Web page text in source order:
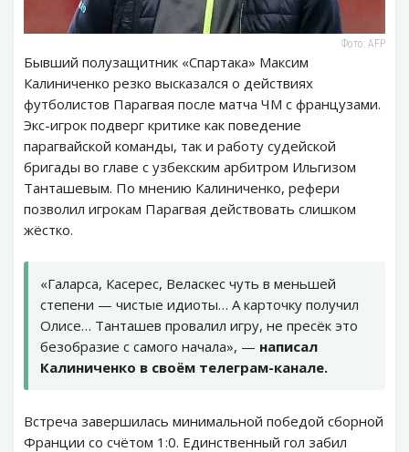
Фото: AFP
Бывший полузащитник «Спартака» Максим
Калиниченко резко высказался о действиях
футболистов Парагвая после матча ЧМ с французами.
Экс-игрок подверг критике как поведение
парагвайской команды, так и работу судейской
бригады во главе с узбекским арбитром Ильгизом
Танташевым. По мнению Калиниченко, рефери
позволил игрокам Парагвая действовать слишком
жёстко.
«Галарса, Касерес, Веласкес чуть в меньшей
степени — чистые идиоты… А карточку получил
Олисе… Танташев провалил игру, не пресёк это
безобразие с самого начала», — написал
Калиниченко в своём телеграм-канале.
Встреча завершилась минимальной победой сборной
Франции со счётом 1:0. Единственный гол забил